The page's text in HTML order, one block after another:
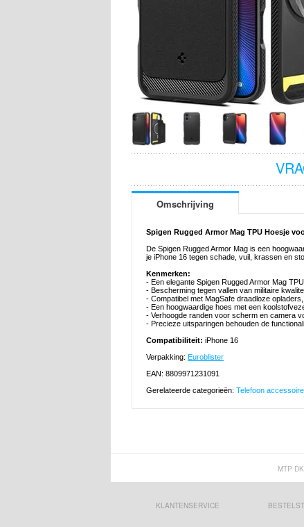
Omschrijving
Spigen Rugged Armor Mag TPU Hoesje
De Spigen Rugged Armor Mag is een
je iPhone 16 tegen schade, vuil, krassen en
Kenmerken:
- Een elegante Spigen Rugged Armor Mag
- Bescherming tegen vallen van militaire
- Compatibel met MagSafe draadloze opladers,
- Een hoogwaardige hoes met een
- Verhoogde randen voor scherm en camera
- Precieze uitsparingen behouden de
Compatibiliteit: iPhone 16
Verpakking: Euroblister
EAN: 8809971231091
Gerelateerde categorieën: Telefoon
MTP
KLANTENSERVICE